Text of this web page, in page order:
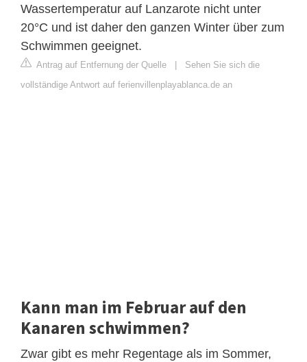
Wassertemperatur auf Lanzarote nicht unter
20°C und ist daher den ganzen Winter über zum
Schwimmen geeignet.
Antrag auf Entfernung der Quelle
Sehen Sie sich die
vollständige Antwort auf ferienvillenplayablanca.de an
Kann man im Februar auf den
Kanaren schwimmen?
Zwar gibt es mehr Regentage als im Sommer,